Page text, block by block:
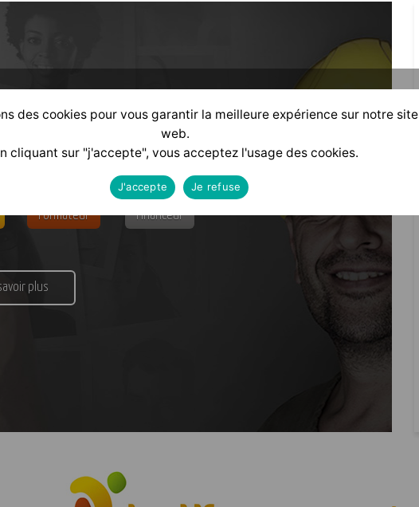
selon votre profil :
Formateur Financeur
plus
des cookies pour vous garantir la meilleure expérience sur notre site
web.
cliquant sur "j'accepte", vous acceptez l'usage des cookies.
J'accepte Je refuse